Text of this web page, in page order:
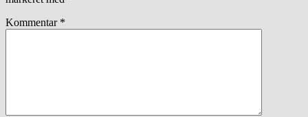
Kommentar *